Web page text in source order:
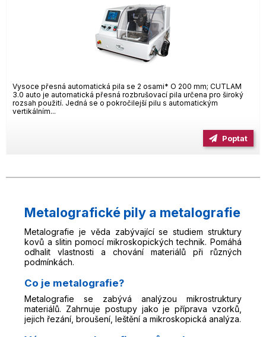
Vysoce přesná automatická pila se 2 osami* O 200 mm; CUTLAM
3.0 auto je automatická přesná rozbrušovací pila určena pro široký
rozsah použití. Jedná se o pokročilejší pilu s automatickým
vertikálním...
Poptat
Metalografické pily a metalografie
Metalografie je věda zabývající se studiem struktury
kovů a slitin pomocí mikroskopických technik. Pomáhá
odhalit vlastnosti a chování materiálů při různých
podmínkách.
Co je metalografie?
Metalografie se zabývá analýzou mikrostruktury
materiálů. Zahrnuje postupy jako je příprava vzorků,
jejich řezání, broušení, leštění a mikroskopická analýza.